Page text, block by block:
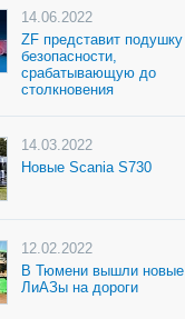
14.06.2022
ZF представит подушку
безопасности,
срабатывающую до
столкновения
14.03.2022
Новые Scania S730
12.02.2022
В Тюмени вышли новые
ЛиАЗы на дороги